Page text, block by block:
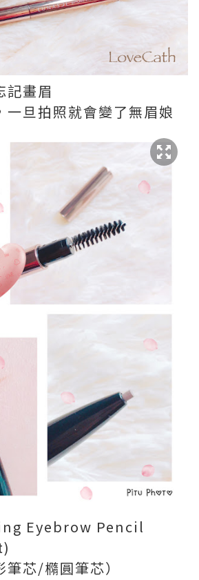
記畫眉
一旦拍照就會變了無眉娘
Eyebrow Pencil
芯/橢圓筆芯）